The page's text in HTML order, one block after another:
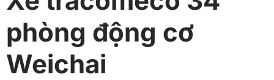
phòng động cơ
Weichai